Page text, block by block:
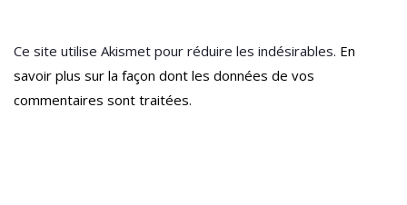
Ce site utilise Akismet pour réduire les indésirables. En
savoir plus sur la façon dont les données de vos
commentaires sont traitées.